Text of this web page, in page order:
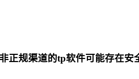
规渠道的tp软件可能存在安